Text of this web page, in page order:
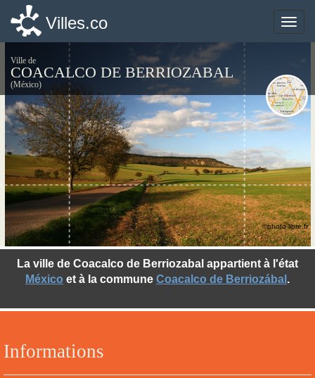
Toggle
Villes.co
Ville de
COACALCO DE BERRIOZABAL
(México)
Informations
La ville de Coacalco de Berriozabal appartient à l'état
México et à la commune Coacalco de Berriozábal .
©photo-libre.fr
Toggle
Villes.co